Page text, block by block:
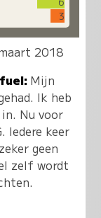
3
2018
Mijn
Ik heb
Nu voor
Iedere keer
geen
zelf wordt